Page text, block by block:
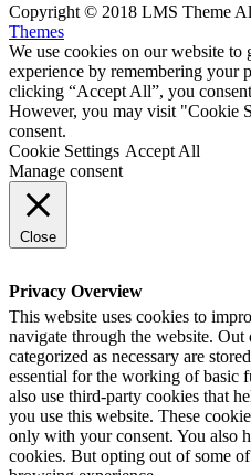
Copyright © 2018 LMS Theme
Themes
We use cookies on our website to
experience by remembering your
clicking “Accept All”, you
However, you may visit "Cookie
consent.
Cookie Settings Accept All
Manage consent
Close
Privacy Overview
This website uses cookies to
navigate through the website. Out
categorized as necessary are
essential for the working of basic
also use third-party cookies that
you use this website. These
only with your consent. You also
cookies. But opting out of some